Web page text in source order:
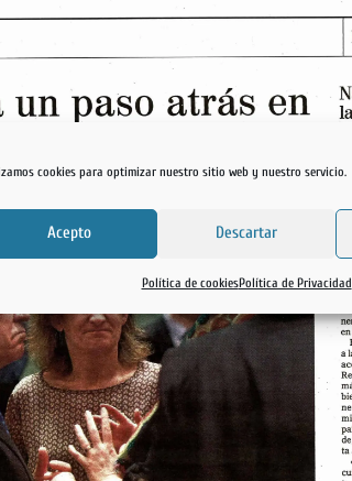
cookies para optimizar nuestro sitio web y nuestro servicio.
Acepto Descartar
Política de cookiesPolítica de Privacidad